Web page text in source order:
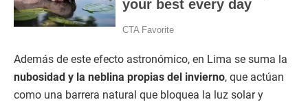
Además de este efecto astronómico, en Lima se suma la
nubosidad y la neblina propias del invierno, que actúan
como una barrera natural que bloquea la luz solar y